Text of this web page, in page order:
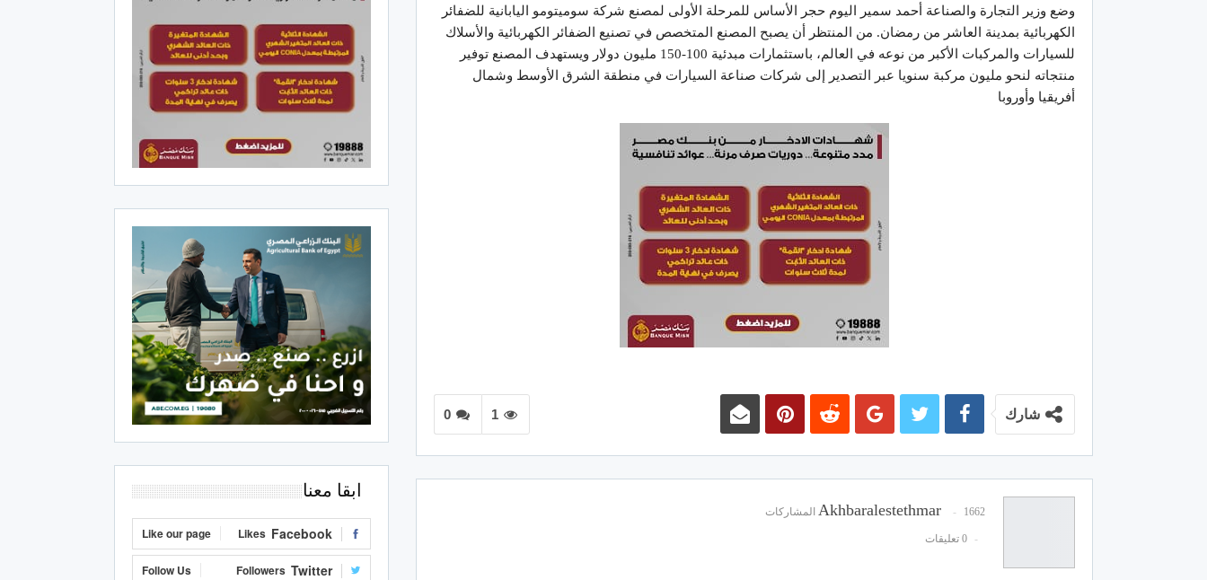
وضع وزير التجارة والصناعة أحمد سمير اليوم حجر الأساس للمرحلة الأولى لمصنع شركة سوميتومو اليابانية للضفائر
الكهربائية بمدينة العاشر من رمضان. من المنتظر أن يصبح المصنع المتخصص في تصنيع الضفائر الكهربائية والأسلاك
للسيارات والمركبات الأكبر من نوعه في العالم، باستثمارات مبدئية 100-150 مليون دولار ويستهدف المصنع توفير
منتجاته لنحو مليون مركبة سنويا عبر التصدير إلى شركات صناعة السيارات في منطقة الشرق الأوسط وشمال
أفريقيا وأوروبا
0 1 شارك
Akhbaralestethmar 1662 المشاركات
0 تعليقات
ابقا معنا
Facebook
Likes
Like our page
Twitter
Followers
Follow Us